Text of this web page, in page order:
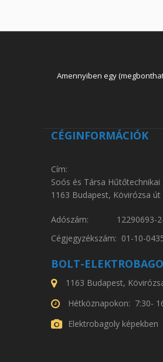
Amennyiben egy
CÉGINFORMÁCIÓK
Cím:
Soós és Társa Hűtőtechnikai
1163 Budapest, Kövirózsa út
Adószám: 12290693-
Cégjegyzékszám: 01-10-
BOLT-
1163 Budapest,
Hétköznapokon: 7:30-
Elektrobagoly képekben